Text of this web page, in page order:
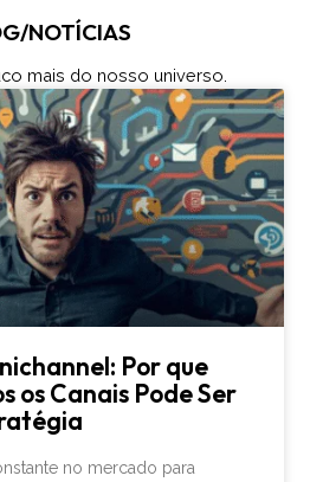
NOTÍCIAS
mais do nosso universo.
Por que
os Canais Pode Ser
no mercado para